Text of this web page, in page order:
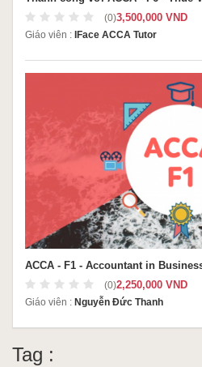
(0)3,500,000 VND
Giáo viên : IFace ACCA Tutor
ACCA - F1 - Accountant in
(0)2,250,000 VND
Giáo viên : Nguyễn Đức Thanh
Tag :